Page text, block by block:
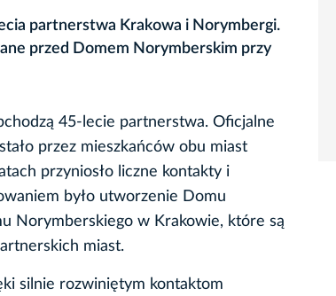
partnerstwa Krakowa i Norymbergi.
przed Domem Norymberskim przy
45-lecie partnerstwa. Oficjalne
przez mieszkańców obu miast
przyniosło liczne kontakty i
było utworzenie Domu
Norymberskiego w Krakowie, które są
miast.
silnie rozwiniętym kontaktom